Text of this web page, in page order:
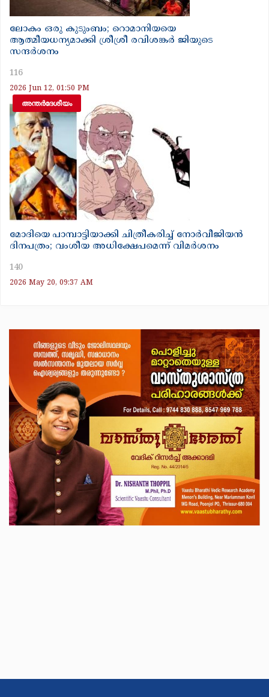
ലോകം ഒരു കുടുംബം; റൊമാനിയയെ
ആത്മീയധന്യമാക്കി ശ്രീശ്രീ രവിശങ്കർ ജിയുടെ
സന്ദർശനം
116
2026 Jun 12, 01:50 PM
അന്തർദേശീയം
മോദിയെ പാമ്പാട്ടിയാക്കി ചിത്രീകരിച്ച് നോർവീജിയൻ
ദിനപത്രം; വംശീയ അധിക്ഷേപമെന്ന് വിമർശനം
140
2026 May 20, 09:37 AM